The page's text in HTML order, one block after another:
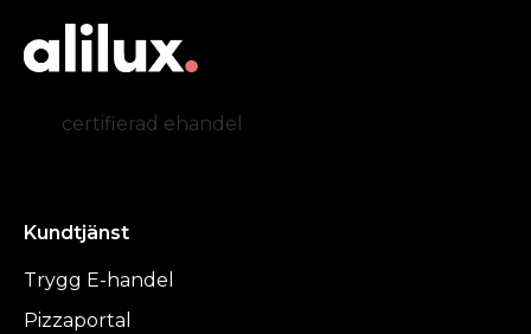
certifierad ehandel
Kundtjänst
Trygg E-handel
Pizzaportal